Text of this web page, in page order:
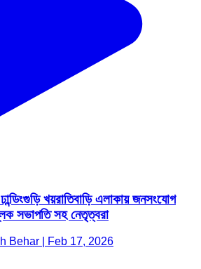
খয়রাতিবাড়ি এলাকায় জনসংযোগ
সভাপতি সহ নেতৃত্বরা
Behar | Feb 17, 2026